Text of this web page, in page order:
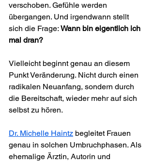
verschoben. Gefühle werden
übergangen. Und irgendwann stellt
sich die Frage: Wann bin eigentlich ich
mal dran?
Vielleicht beginnt genau an diesem
Punkt Veränderung. Nicht durch einen
radikalen Neuanfang, sondern durch
die Bereitschaft, wieder mehr auf sich
selbst zu hören.
Dr. Michelle Haintz begleitet Frauen
genau in solchen Umbruchphasen. Als
ehemalige Ärztin, Autorin und